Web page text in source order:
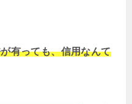
有っても、信用なんて